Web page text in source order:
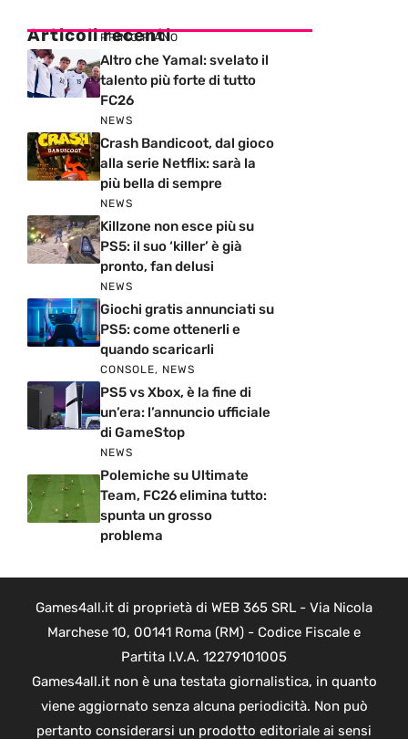
Articoli recenti
PRIMO PIANO
Altro che Yamal: svelato il
talento più forte di tutto
FC26
NEWS
Crash Bandicoot, dal gioco
alla serie Netflix: sarà la
più bella di sempre
NEWS
Killzone non esce più su
PS5: il suo ‘killer’ è già
pronto, fan delusi
NEWS
Giochi gratis annunciati su
PS5: come ottenerli e
quando scaricarli
CONSOLE, NEWS
PS5 vs Xbox, è la fine di
un’era: l’annuncio ufficiale
di GameStop
NEWS
Polemiche su Ultimate
Team, FC26 elimina tutto:
spunta un grosso
problema
Games4all.it di proprietà di WEB 365 SRL - Via Nicola
Marchese 10, 00141 Roma (RM) - Codice Fiscale e
Partita I.V.A. 12279101005
Games4all.it non è una testata giornalistica, in quanto
viene aggiornato senza alcuna periodicità. Non può
pertanto considerarsi un prodotto editoriale ai sensi